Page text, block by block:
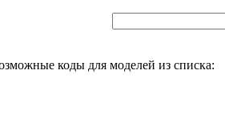
коды для моделей из списка: